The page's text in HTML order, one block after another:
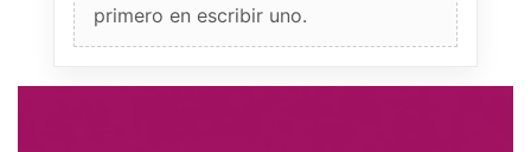
primero en escribir uno.